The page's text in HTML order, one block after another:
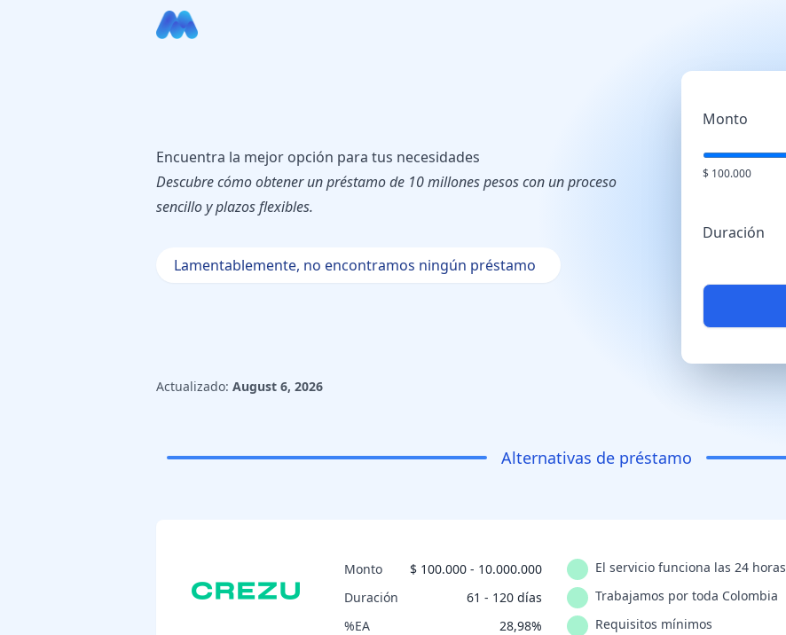
Encuentra la mejor opción para tus necesidades
Descubre cómo obtener un préstamo de 10 millones pesos con un proceso
sencillo y plazos flexibles.
Lamentablemente, no encontramos ningún préstamo
Monto
$ 100.000
Duración
Actualizado: August 6, 2026
Alternativas de préstamo
Monto
$ 100.000 - 10.000.000
Duración
61 - 120 días
%EA
28,98%
El servicio funciona las 24 horas
Trabajamos por toda Colombia
Requisitos mínimos